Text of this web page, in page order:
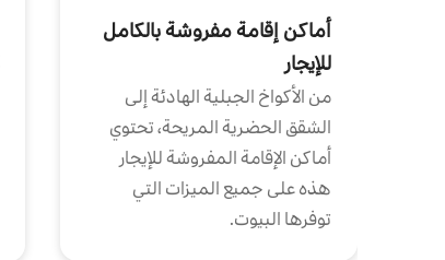
أماكن إقامة مفروشة بالكامل
للإيجار
من الأكواخ الجبلية الهادئة إلى
الشقق الحضرية المريحة، تحتوي
أماكن الإقامة المفروشة للإيجار
هذه على جميع الميزات التي
توفرها البيوت.